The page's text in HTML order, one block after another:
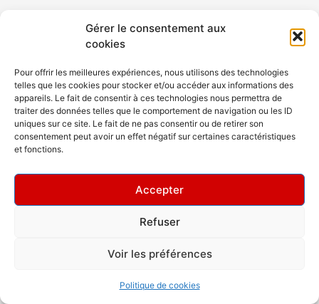
Gérer le consentement aux
cookies
Pour offrir les meilleures expériences, nous utilisons des technologies
telles que les cookies pour stocker et/ou accéder aux informations des
appareils. Le fait de consentir à ces technologies nous permettra de
traiter des données telles que le comportement de navigation ou les ID
uniques sur ce site. Le fait de ne pas consentir ou de retirer son
consentement peut avoir un effet négatif sur certaines caractéristiques
et fonctions.
Accepter
Refuser
Voir les préférences
Politique de cookies